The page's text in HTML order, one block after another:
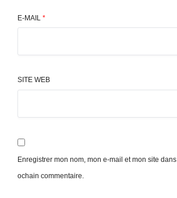
E-MAIL *
SITE WEB
Enregistrer mon nom, mon e-mail et mon site
ochain commentaire.